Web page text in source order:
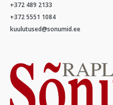
+372 489 2133
+372 5551 1084
kuulutused@sonumid.ee